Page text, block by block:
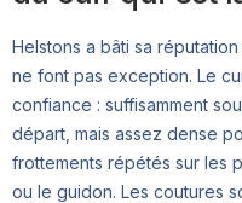
Helstons a bâti sa
ne font pas exception. Le
confiance : suffisamment
départ, mais assez dense
frottements répétés sur les
ou le guidon. Les coutures